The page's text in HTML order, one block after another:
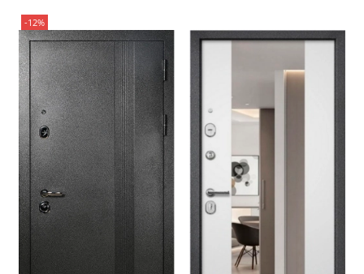
-12%